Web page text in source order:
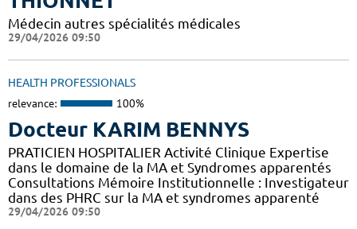
Médecin autres spécialités médicales
29/04/2026 09:50
HEALTH PROFESSIONALS
relevance: 100%
Docteur KARIM BENNYS
PRATICIEN HOSPITALIER Activité Clinique Expertise
dans le domaine de la MA et Syndromes apparentés
Consultations Mémoire Institutionnelle : Investigateur
dans des PHRC sur la MA et syndromes apparenté
29/04/2026 09:50